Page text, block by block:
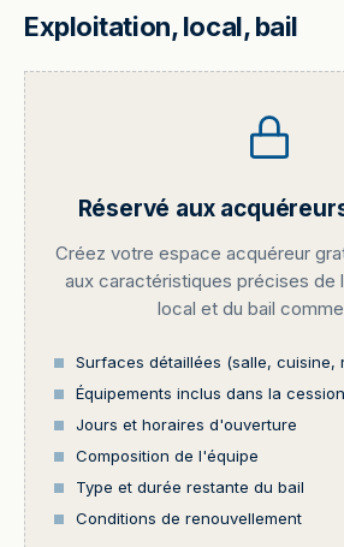
Exploitation, local, bail
Réservé aux
Créez votre espace acquéreur
aux caractéristiques précises de
local et du bail
Surfaces détaillées (salle, cuisine,
Équipements inclus dans la cession
Jours et horaires d'ouverture
Composition de l'équipe
Type et durée restante du bail
Conditions de renouvellement